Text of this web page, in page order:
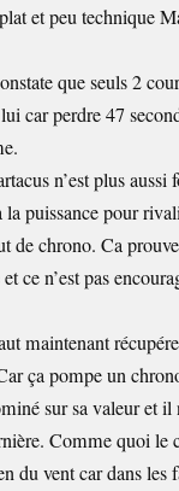
et peu technique
que seuls 2
car perdre 47
n’est plus aussi
la puissance pour
de chrono. Ca
ce n’est pas
maintenant
ça pompe un
sur sa valeur et il
Comme quoi le
du vent car dans les